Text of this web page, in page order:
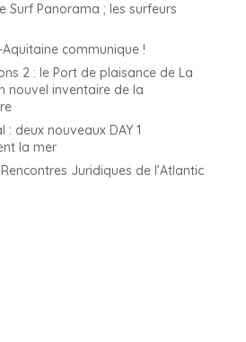
Surf Panorama ; les surfeurs
communique !
2 : le Port de plaisance de La
nouvel inventaire de la
: deux nouveaux DAY 1
la mer
Juridiques de l’Atlantic